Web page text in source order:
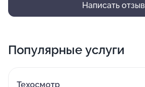
Написать отзыв
Популярные услуги
Техосмотр